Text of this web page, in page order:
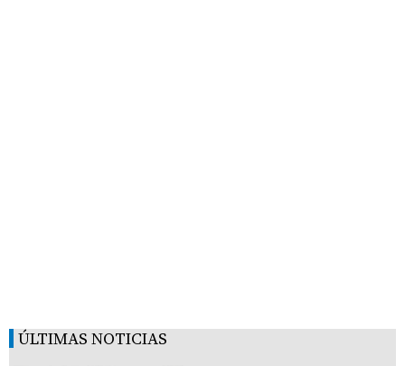
ÚLTIMAS NOTICIAS